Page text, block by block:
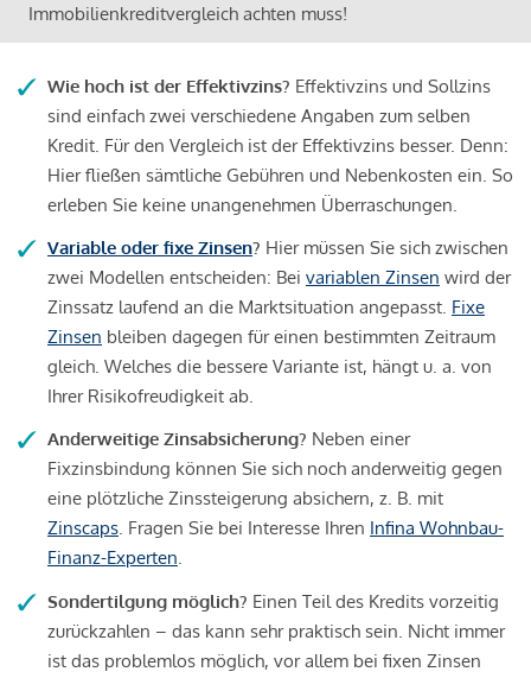
Immobilienkreditvergleich achten muss!
Wie hoch ist der Effektivzins? Effektivzins und Sollzins
sind einfach zwei verschiedene Angaben zum selben
Kredit. Für den Vergleich ist der Effektivzins besser. Denn:
Hier fließen sämtliche Gebühren und Nebenkosten ein. So
erleben Sie keine unangenehmen Überraschungen.
Variable oder fixe Zinsen? Hier müssen Sie sich zwischen
zwei Modellen entscheiden: Bei variablen Zinsen wird der
Zinssatz laufend an die Marktsituation angepasst. Fixe
Zinsen bleiben dagegen für einen bestimmten Zeitraum
gleich. Welches die bessere Variante ist, hängt u. a. von
Ihrer Risikofreudigkeit ab.
Anderweitige Zinsabsicherung? Neben einer
Fixzinsbindung können Sie sich noch anderweitig gegen
eine plötzliche Zinssteigerung absichern, z. B. mit
Zinscaps. Fragen Sie bei Interesse Ihren Infina Wohnbau-
Finanz-Experten.
Sondertilgung möglich? Einen Teil des Kredits vorzeitig
zurückzahlen – das kann sehr praktisch sein. Nicht immer
ist das problemlos möglich, vor allem bei fixen Zinsen